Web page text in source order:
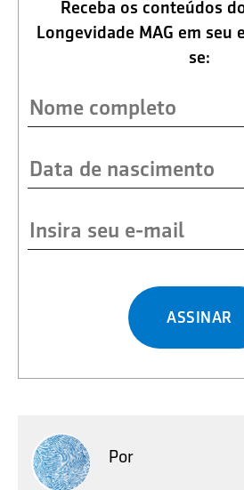
Receba os conteúdos
Longevidade MAG em seu
se:
ASSINAR
Por